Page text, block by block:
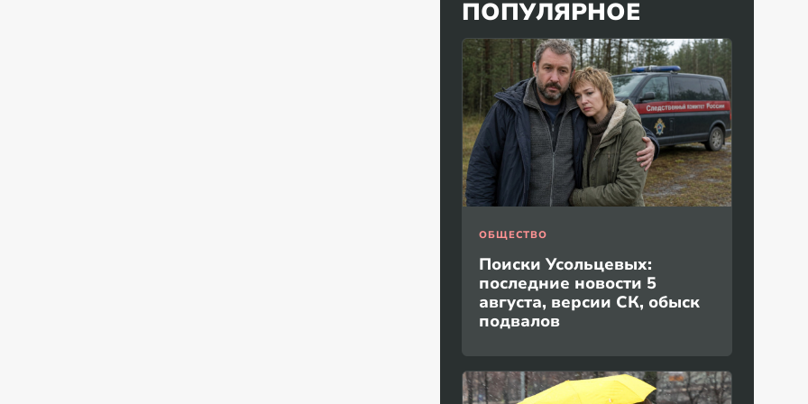
ПОПУЛЯРНОЕ
ОБЩЕСТВО
Поиски Усольцевых:
последние новости 5
августа, версии СК, обыск
подвалов